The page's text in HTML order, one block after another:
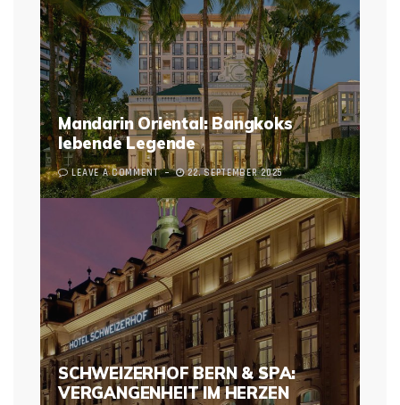
Mandarin Oriental: Bangkoks
lebende Legende
LEAVE A COMMENT 22. SEPTEMBER 2025
SCHWEIZERHOF BERN & SPA:
VERGANGENHEIT IM HERZEN